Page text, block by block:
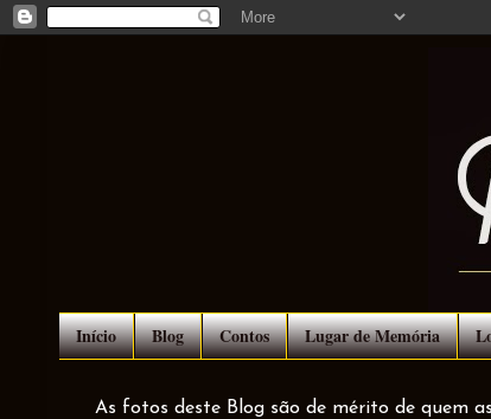
Início Blog Contos Lugar de Memória
As fotos deste Blog são de mérito de quem